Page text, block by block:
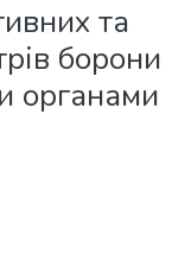
та
борони
органами